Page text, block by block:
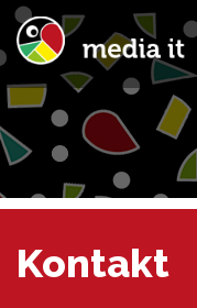
Kontakt